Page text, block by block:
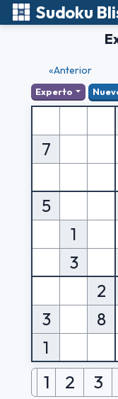
Sudoku
«Anterior
Experto
7
5
1
3
2
3
8
1
1 2 3